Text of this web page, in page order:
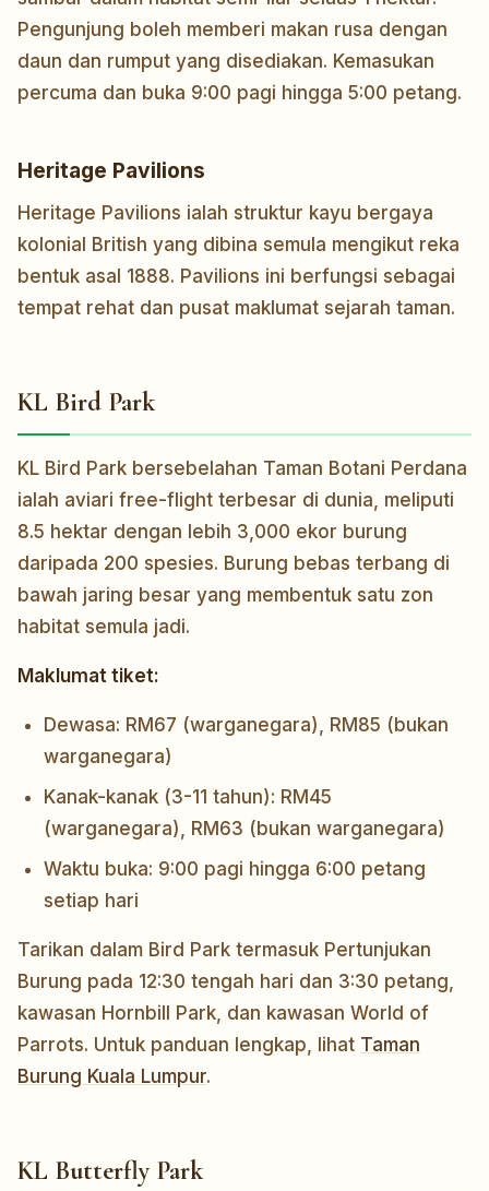
Pengunjung boleh memberi makan rusa dengan
daun dan rumput yang disediakan. Kemasukan
percuma dan buka 9:00 pagi hingga 5:00 petang.
Heritage Pavilions
Heritage Pavilions ialah struktur kayu bergaya
kolonial British yang dibina semula mengikut reka
bentuk asal 1888. Pavilions ini berfungsi sebagai
tempat rehat dan pusat maklumat sejarah taman.
KL Bird Park
KL Bird Park bersebelahan Taman Botani Perdana
ialah aviari free-flight terbesar di dunia, meliputi
8.5 hektar dengan lebih 3,000 ekor burung
daripada 200 spesies. Burung bebas terbang di
bawah jaring besar yang membentuk satu zon
habitat semula jadi.
Maklumat tiket:
Dewasa: RM67 (warganegara), RM85 (bukan
warganegara)
Kanak-kanak (3-11 tahun): RM45
(warganegara), RM63 (bukan warganegara)
Waktu buka: 9:00 pagi hingga 6:00 petang
setiap hari
Tarikan dalam Bird Park termasuk Pertunjukan
Burung pada 12:30 tengah hari dan 3:30 petang,
kawasan Hornbill Park, dan kawasan World of
Parrots. Untuk panduan lengkap, lihat Taman
Burung Kuala Lumpur.
KL Butterfly Park